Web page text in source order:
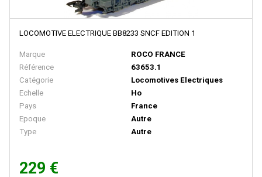
DIECAST MODEL
Disque Rouge
DM TOYS
DOLISCHO
DYNAM
LOCOMOTIVE ELECTRIQUE BB8233 SNCF EDITION 1
Marque
ROCO FRANCE
Référence
63653.1
Catégorie
Locomotives Electriques
Echelle
Ho
Pays
France
Epoque
Autre
Type
Autre
229 €